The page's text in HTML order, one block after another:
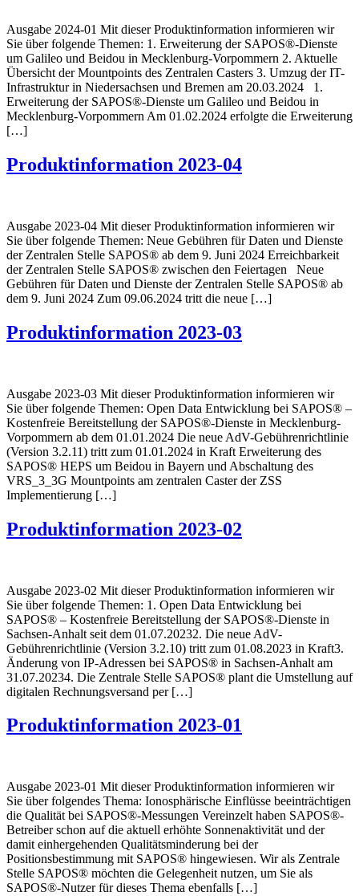
Ausgabe 2024-01 Mit dieser Produktinformation informieren wir
Sie über folgende Themen: 1. Erweiterung der SAPOS®-Dienste
um Galileo und Beidou in Mecklenburg-Vorpommern 2. Aktuelle
Übersicht der Mountpoints des Zentralen Casters 3. Umzug der IT-
Infrastruktur in Niedersachsen und Bremen am 20.03.2024 1.
Erweiterung der SAPOS®-Dienste um Galileo und Beidou in
Mecklenburg-Vorpommern Am 01.02.2024 erfolgte die Erweiterung
[…]
Produktinformation 2023-04
Ausgabe 2023-04 Mit dieser Produktinformation informieren wir
Sie über folgende Themen: Neue Gebühren für Daten und Dienste
der Zentralen Stelle SAPOS® ab dem 9. Juni 2024 Erreichbarkeit
der Zentralen Stelle SAPOS® zwischen den Feiertagen Neue
Gebühren für Daten und Dienste der Zentralen Stelle SAPOS® ab
dem 9. Juni 2024 Zum 09.06.2024 tritt die neue […]
Produktinformation 2023-03
Ausgabe 2023-03 Mit dieser Produktinformation informieren wir
Sie über folgende Themen: Open Data Entwicklung bei SAPOS® –
Kostenfreie Bereitstellung der SAPOS®-Dienste in Mecklenburg-
Vorpommern ab dem 01.01.2024 Die neue AdV-Gebührenrichtlinie
(Version 3.2.11) tritt zum 01.01.2024 in Kraft Erweiterung des
SAPOS® HEPS um Beidou in Bayern und Abschaltung des
VRS_3_3G Mountpoints am zentralen Caster der ZSS
Implementierung […]
Produktinformation 2023-02
Ausgabe 2023-02 Mit dieser Produktinformation informieren wir
Sie über folgende Themen: 1. Open Data Entwicklung bei
SAPOS® – Kostenfreie Bereitstellung der SAPOS®-Dienste in
Sachsen-Anhalt seit dem 01.07.20232. Die neue AdV-
Gebührenrichtlinie (Version 3.2.10) tritt zum 01.08.2023 in Kraft3.
Änderung von IP-Adressen bei SAPOS® in Sachsen-Anhalt am
31.07.20234. Die Zentrale Stelle SAPOS® plant die Umstellung auf
digitalen Rechnungsversand per […]
Produktinformation 2023-01
Ausgabe 2023-01 Mit dieser Produktinformation informieren wir
Sie über folgendes Thema: Ionosphärische Einflüsse beeinträchtigen
die Qualität bei SAPOS®-Messungen Vereinzelt haben SAPOS®-
Betreiber schon auf die aktuell erhöhte Sonnenaktivität und der
damit einhergehenden Qualitätsminderung bei der
Positionsbestimmung mit SAPOS® hingewiesen. Wir als Zentrale
Stelle SAPOS® möchten die Gelegenheit nutzen, um Sie als
SAPOS®-Nutzer für dieses Thema ebenfalls […]